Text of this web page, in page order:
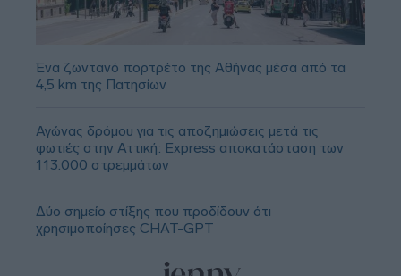
Ένα ζωντανό πορτρέτο της Αθήνας μέσα από τα
4,5 km της Πατησίων
Αγώνας δρόμου για τις αποζημιώσεις μετά τις
φωτιές στην Αττική: Express αποκατάσταση των
113.000 στρεμμάτων
Δύο σημείο στίξης που προδίδουν ότι
χρησιμοποίησες CHAT-GPT